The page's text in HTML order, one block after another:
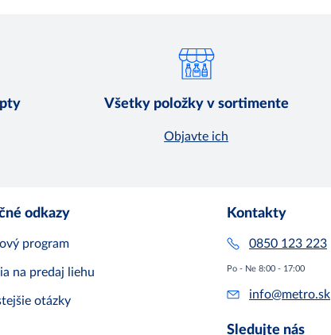
Všetky položky v sortimente
Objavte ich
odkazy
program
na predaj liehu
otázky
Kontakty
0850 123 223
Po - Ne 8:00 - 17:00
info@metro.sk
Sledujte nás